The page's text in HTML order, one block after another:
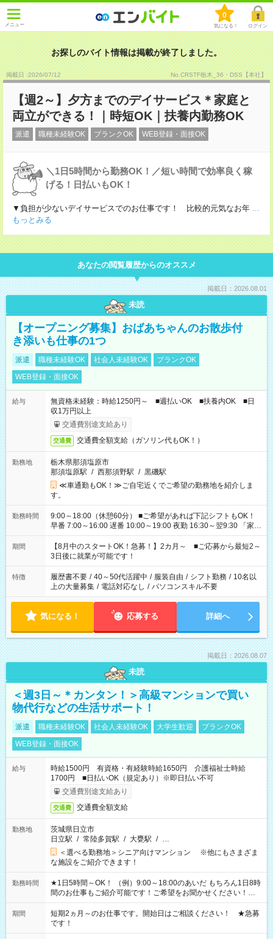
メニュー
0
気になる！ ログイン
お探しのバイト情報は掲載が終了しました。
掲載日 :2026/07/12 No.CRSTF栃木_36・DSS【本社】
【週2～】夕方までのデイサービス＊家庭と
両立ができる！｜時短OK｜扶養内勤務OK
派遣 職種未経験OK ブランクOK WEB登録・面接OK
＼1日5時間から勤務OK！／短い時間で効率良く稼
げる！日払いもOK！
▼負担が少ないデイサービスでのお仕事です！ 比較的元気なお年 ...
もっとみる
あなたの閲覧履歴からのオススメ
掲載日：2026.08.01
未読
【オープニング募集】おばあちゃんのお散歩付
き添いも仕事の1つ
派遣 職種未経験OK 社会人未経験OK
ブランクOK
WEB登録・面接OK
給与
無資格未経験：時給1250円～ ■週払いOK ■扶養内OK ■日
収1万円以上
交通費別途支給あり
交通費 交通費全額支給（ガソリン代もOK！）
勤務地
栃木県那須塩原市
那須塩原駅 / 西那須野駅 / 黒磯駅
≪車通勤もOK！≫ご自宅近くでご希望の勤務地を紹介しま
す。
勤務時間
9:00～18:00（休憩60分） ■ご希望があれば下記シフトもOK！
早番 7:00～16:00 遅番 10:00～19:00 夜勤 16:30～翌9:30 「家族
と休みを合わせたい」 「余裕を持って夕飯の準備がしたい」
「できれば残業はしたくない」 など、ご希望を教えてください
ね。 ※Wワーク希望の方へ 今ご覧のお仕事で希望する勤務時間
と、もう1つのお仕事の勤務時間。 合計で週40時間を超える場
合は応募できません。
期間
【8月中のスタートOK！急募！】2カ月～ ■ご応募から最短2～
3日後に就業が可能です！
特徴 履歴書不要 / 40～50代活躍中 / 服装自由 / シフト勤務 / 10名以
上の大量募集 / 電話対応なし / パソコンスキル不要
気になる！ 応募する 詳細へ
掲載日：2026.08.07
未読
＜週3日～＊カンタン！＞高級マンションで買い
物代行などの生活サポート！
派遣 職種未経験OK 社会人未経験OK 大学生歓迎
ブランクOK
WEB登録・面接OK
給与
時給1500円 有資格・有経験時給1650円 介護福祉士時給
1700円 ■日払いOK（規定あり）※即日払い不可
交通費別途支給あり
交通費 交通費全額支給
勤務地
茨城県日立市
日立駅 / 常陸多賀駅 / 大甕駅 / …
＜選べる勤務地＞シニア向けマンション ※他にもさまざま
な施設をご紹介できます！
勤務時間
★1日5時間～OK！ （例）9:00～18:00のあいだ もちろん1日8時
間のお仕事もご紹介可能です！ご希望をお聞かせください！★
家庭の都合でお休みが必要な場合も遠慮なくご相談ください。
※週最低15時間以上の勤務が必要です
期間
短期2ヵ月～のお仕事です。開始日はご相談ください！ ★急募
です！